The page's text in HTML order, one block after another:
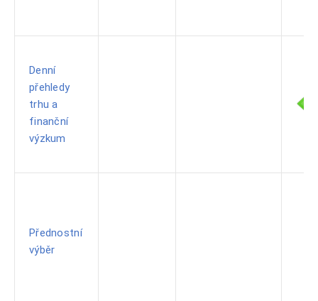
Denní
přehledy
trhu a
finanční
výzkum
Přednostní
výběr